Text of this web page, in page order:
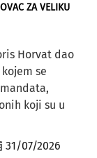
ZA VELIKU
Horvat dao
se
koji su u
31/07/2026